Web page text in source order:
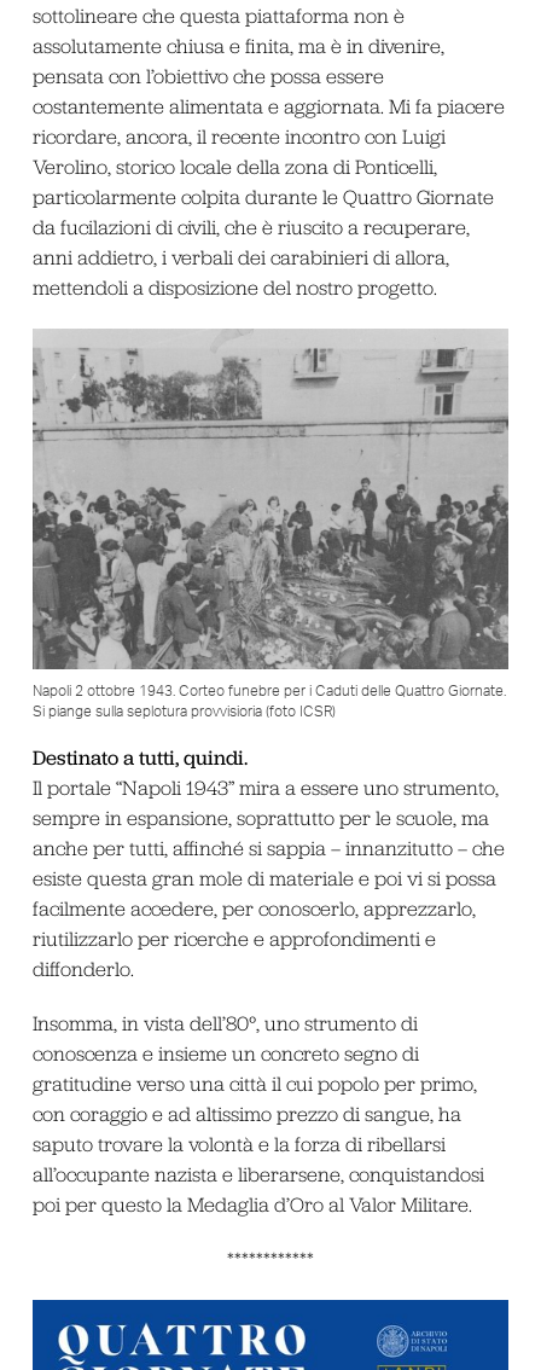
sottolineare che questa piattaforma non è
assolutamente chiusa e finita, ma è in divenire,
pensata con l’obiettivo che possa essere
costantemente alimentata e aggiornata. Mi fa piacere
ricordare, ancora, il recente incontro con Luigi
Verolino, storico locale della zona di Ponticelli,
particolarmente colpita durante le Quattro Giornate
da fucilazioni di civili, che è riuscito a recuperare,
anni addietro, i verbali dei carabinieri di allora,
mettendoli a disposizione del nostro progetto.
Napoli 2 ottobre 1943. Corteo funebre per i Caduti delle Quattro Giornate.
Si piange sulla seplotura provvisioria (foto ICSR)
Destinato a tutti, quindi.
Il portale “Napoli 1943” mira a essere uno strumento,
sempre in espansione, soprattutto per le scuole, ma
anche per tutti, affinché si sappia – innanzitutto – che
esiste questa gran mole di materiale e poi vi si possa
facilmente accedere, per conoscerlo, apprezzarlo,
riutilizzarlo per ricerche e approfondimenti e
diffonderlo.
Insomma, in vista dell’80°, uno strumento di
conoscenza e insieme un concreto segno di
gratitudine verso una città il cui popolo per primo,
con coraggio e ad altissimo prezzo di sangue, ha
saputo trovare la volontà e la forza di ribellarsi
all’occupante nazista e liberarsene, conquistandosi
poi per questo la Medaglia d’Oro al Valor Militare.
************